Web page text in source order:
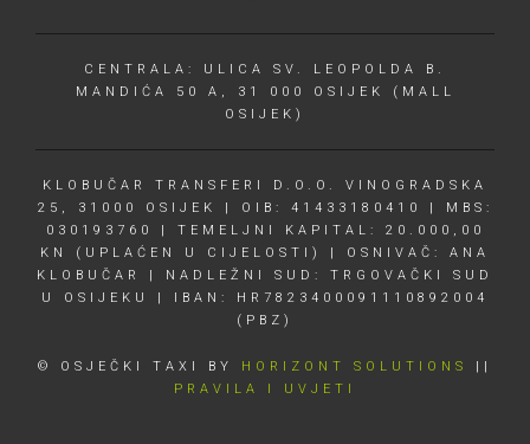
CENTRALA: ULICA SV. LEOPOLDA B.
MANDIĆA 50 A, 31 000 OSIJEK (MALL
OSIJEK)
KLOBUČAR TRANSFERI D.O.O. VINOGRADSKA
25, 31000 OSIJEK | OIB: 41433180410 | MBS:
030193760 | TEMELJNI KAPITAL: 20.000,00
KN (UPLAĆEN U CIJELOSTI) | OSNIVAČ: ANA
KLOBUČAR | NADLEŽNI SUD: TRGOVAČKI SUD
U OSIJEKU | IBAN: HR7823400091110892004
(PBZ)
© OSJEČKI TAXI BY HORIZONT SOLUTIONS
||
PRAVILA I UVJETI